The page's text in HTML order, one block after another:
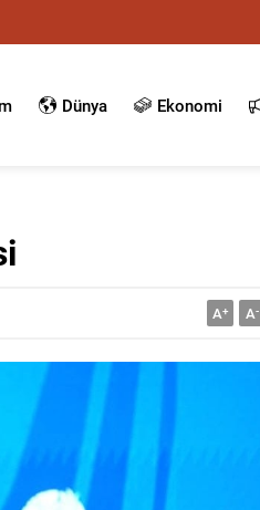
Dünya Ekonomi
A+ A-